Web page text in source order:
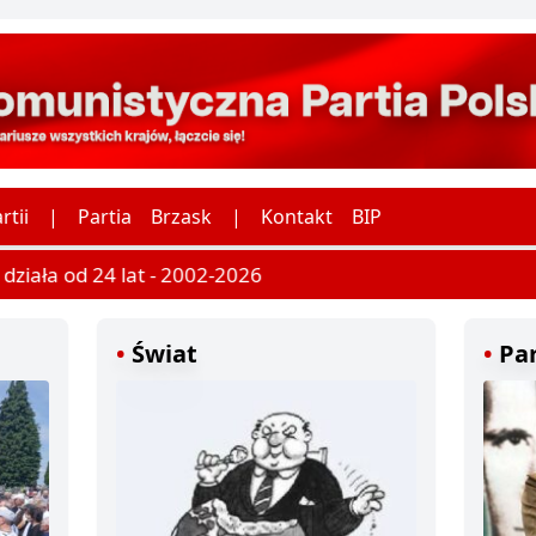
| Partia Brzask | Kontakt BIP
od 24 lat - 2002-2026
Świat